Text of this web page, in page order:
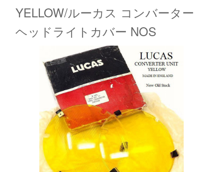
YELLOW/ルーカス コンバーター
ヘッドライトカバー NOS